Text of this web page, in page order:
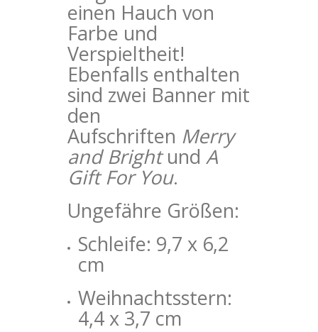
einen Hauch von
Farbe und
Verspieltheit!
Ebenfalls enthalten
sind zwei Banner mit
den
Aufschriften Merry
and Brightund A
Gift For You.
Ungefähre Größen:
Schleife: 9,7 x 6,2
cm
Weihnachtsstern:
4,4 x 3,7 cm